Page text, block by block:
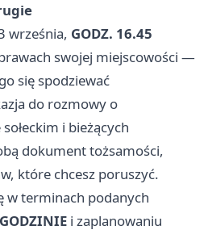
września, GODZ. 16.45
swojej miejscowości —
się spodziewać
do rozmowy o
i bieżących
dokument tożsamości,
które chcesz poruszyć.
w terminach podanych
GODZINIE i zaplanowaniu